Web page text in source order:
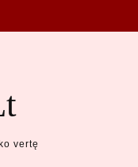
vertę